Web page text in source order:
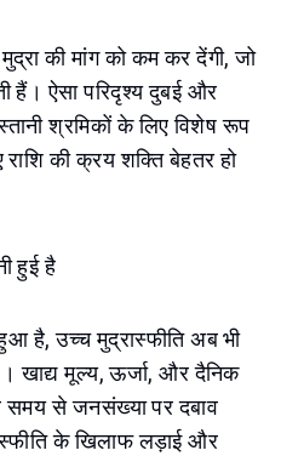
की मांग को कम कर देंगी, जो
ऐसा परिदृश्य दुबई और
श्रमिकों के लिए विशेष रूप
की क्रय शक्ति बेहतर हो
हुई है
है, उच्च मुद्रास्फीति अब भी
खाद्य मूल्य, ऊर्जा, और दैनिक
समय से जनसंख्या पर दबाव
के खिलाफ लड़ाई और